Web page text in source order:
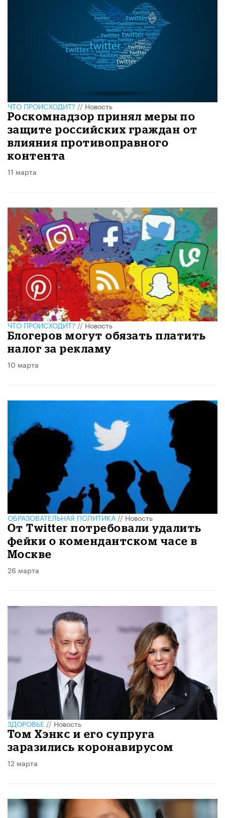
ЧТО ПРОИСХОДИТ?//Новость
Роскомнадзор принял меры по
защите российских граждан от
влияния противоправного
контента
11 марта
ЧТО ПРОИСХОДИТ?//Новость
Блогеров могут обязать платить
налог за рекламу
10 марта
ОБРАЗОВАТЕЛЬНАЯ ПОЛИТИКА//Новость
От Twitter потребовали удалить
фейки о комендантском часе в
Москве
26 марта
ЗДОРОВЬЕ//Новость
Том Хэнкс и его супруга
заразились коронавирусом
12 марта